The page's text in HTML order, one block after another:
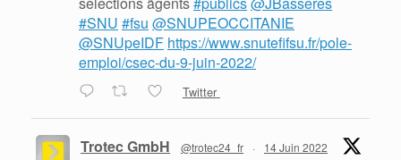
#SNU #fsu @SNUPEOCCITANIE
@SNUpeIDF https://www.snutefifsu.fr/pole-
emploi/csec-du-9-juin-2022/
Twitter
Trotec GmbH @trotec24_fr · 14 Juin 2022